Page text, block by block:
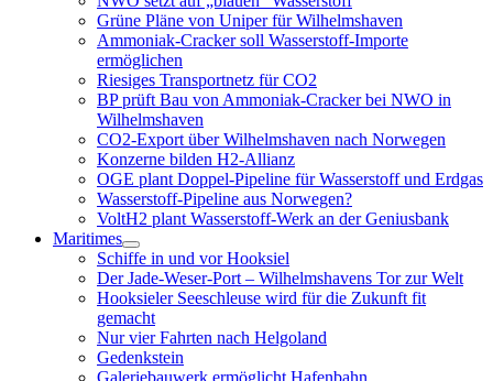
Grüne Pläne von Uniper für Wilhelmshaven
Ammoniak-Cracker soll Wasserstoff-Importe
ermöglichen
Riesiges Transportnetz für CO2
BP prüft Bau von Ammoniak-Cracker bei NWO in
Wilhelmshaven
CO2-Export über Wilhelmshaven nach Norwegen
Konzerne bilden H2-Allianz
OGE plant Doppel-Pipeline für Wasserstoff und Erdgas
Wasserstoff-Pipeline aus Norwegen?
VoltH2 plant Wasserstoff-Werk an der Geniusbank
Maritimes
Menü
öffnen
Schiffe in und vor Hooksiel
Der Jade-Weser-Port – Wilhelmshavens Tor zur Welt
Hooksieler Seeschleuse wird für die Zukunft fit
gemacht
Nur vier Fahrten nach Helgoland
Gedenkstein
Galeriebauwerk ermöglicht Hafenbahn